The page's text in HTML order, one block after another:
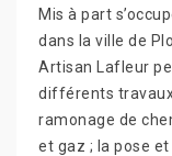
Mis à part
dans la ville de
Artisan Lafleur
différents
ramonage de
et gaz ; la pose